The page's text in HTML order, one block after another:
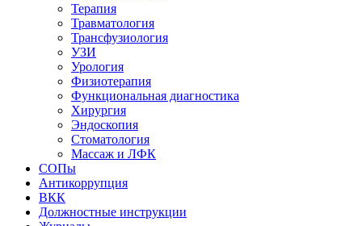
Терапия
Травматология
Трансфузиология
УЗИ
Урология
Физиотерапия
Функциональная диагностика
Хирургия
Эндоскопия
Стоматология
Массаж и ЛФК
СОПы
Антикоррупция
ВКК
Должностные инструкции